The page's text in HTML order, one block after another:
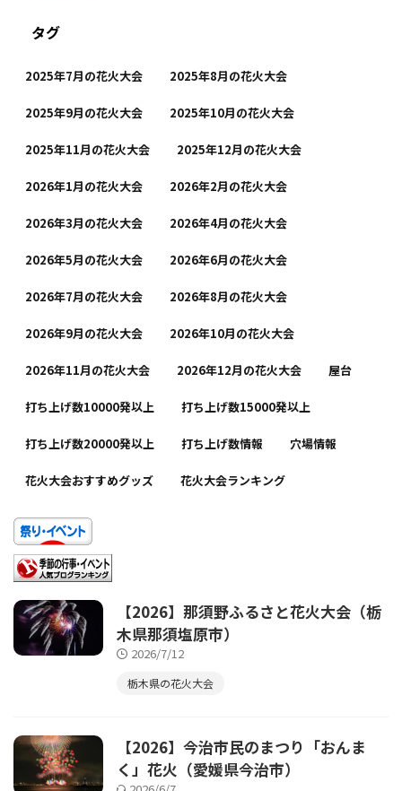
タグ
2025年7月の花火大会 2025年8月の花火大会
2025年9月の花火大会 2025年10月の花火大会
2025年11月の花火大会 2025年12月の花火大会
2026年1月の花火大会 2026年2月の花火大会
2026年3月の花火大会 2026年4月の花火大会
2026年5月の花火大会 2026年6月の花火大会
2026年7月の花火大会 2026年8月の花火大会
2026年9月の花火大会 2026年10月の花火大会
2026年11月の花火大会 2026年12月の花火大会 屋台
打ち上げ数10000発以上 打ち上げ数15000発以上
打ち上げ数20000発以上 打ち上げ数情報 穴場情報
花火大会おすすめグッズ 花火大会ランキング
【2026】那須野ふるさと花火大会（栃
木県那須塩原市）
2026/7/12
栃木県の花火大会
【2026】今治市民のまつり「おんま
く」花火（愛媛県今治市）